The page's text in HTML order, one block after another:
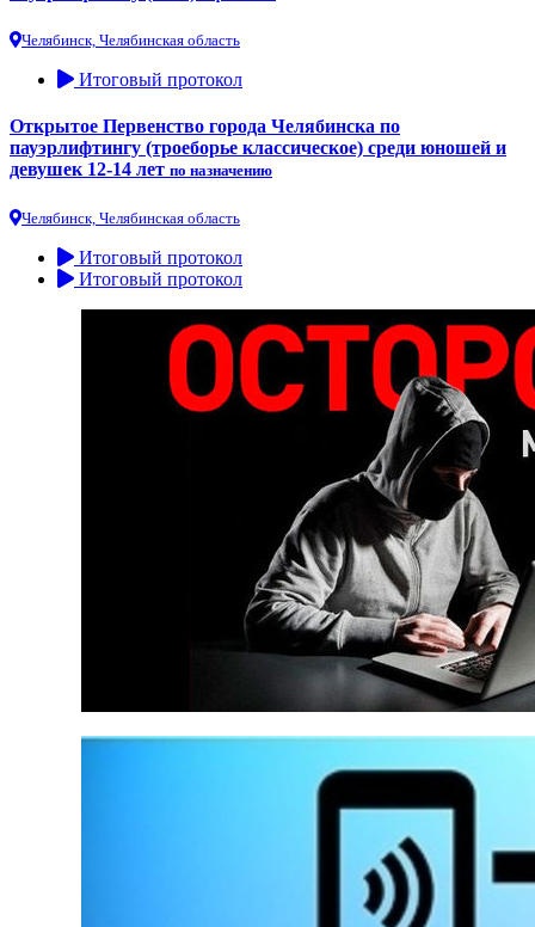
Челябинск, Челябинская область
Итоговый протокол
Открытое Первенство города Челябинска по
пауэрлифтингу (троеборье классическое) среди юношей и
девушек 12-14 лет по назначению
Челябинск, Челябинская область
Итоговый протокол
Итоговый протокол